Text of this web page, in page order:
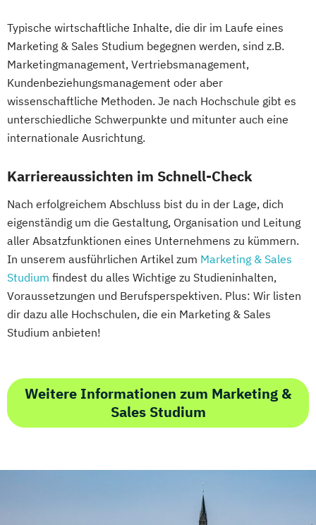
Typische wirtschaftliche Inhalte, die dir im Laufe eines
Marketing & Sales Studium begegnen werden, sind z.B.
Marketingmanagement, Vertriebsmanagement,
Kundenbeziehungsmanagement oder aber
wissenschaftliche Methoden. Je nach Hochschule gibt es
unterschiedliche Schwerpunkte und mitunter auch eine
internationale Ausrichtung.
Karriereaussichten im Schnell-Check
Nach erfolgreichem Abschluss bist du in der Lage, dich
eigenständig um die Gestaltung, Organisation und Leitung
aller Absatzfunktionen eines Unternehmens zu kümmern.
In unserem ausführlichen Artikel zum Marketing & Sales
Studium findest du alles Wichtige zu Studieninhalten,
Voraussetzungen und Berufsperspektiven. Plus: Wir listen
dir dazu alle Hochschulen, die ein Marketing & Sales
Studium anbieten!
Weitere Informationen zum Marketing &
Sales Studium